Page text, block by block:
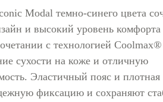
Modal темно-синего цвета
и высокий уровень
с технологией Coolmax®
сухости на коже и отличную
Эластичный пояс и плотная
фиксацию и сохраняют